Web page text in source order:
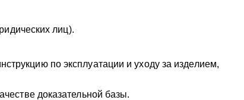
лиц).
по эксплуатации и уходу за изделием,
доказательной базы.